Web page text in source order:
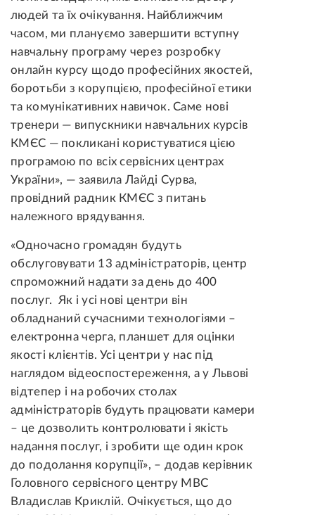
людей та їх очікування. Найближчим
часом, ми плануємо завершити вступну
навчальну програму через розробку
онлайн курсу щодо професійних якостей,
боротьби з корупцією, професійної етики
та комунікативних навичок. Саме нові
тренери — випускники навчальних курсів
КМЄС — покликані користуватися цією
програмою по всіх сервісних центрах
України», — заявила Лайді Сурва,
провідний радник КМЄС з питань
належного врядування.
«Одночасно громадян будуть
обслуговувати 13 адміністраторів, центр
спроможний надати за день до 400
послуг. Як і усі нові центри він
обладнаний сучасними технологіями –
електронна черга, планшет для оцінки
якості клієнтів. Усі центри у нас під
наглядом відеоспостереження, а у Львові
відтепер і на робочих столах
адміністраторів будуть працювати камери
– це дозволить контролювати і якість
надання послуг, і зробити ще один крок
до подолання корупції», – додав керівник
Головного сервісного центру МВС
Владислав Криклій. Очікується, що до